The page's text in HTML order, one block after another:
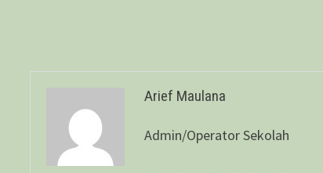
Arief Maulana
Admin/Operator Sekolah